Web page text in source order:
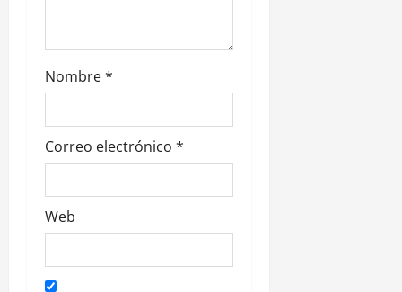
d
a
s
Nombre*
Correo electrónico *
Web